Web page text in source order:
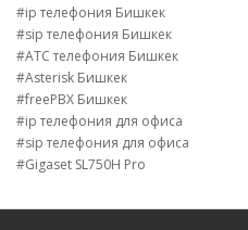
#ip телефония Бишкек
#sip телефония Бишкек
#АТС телефония Бишкек
#Asterisk Бишкек
#freePBX Бишкек
#ip телефония для офиса
#sip телефония для офиса
#Gigaset SL750H Pro